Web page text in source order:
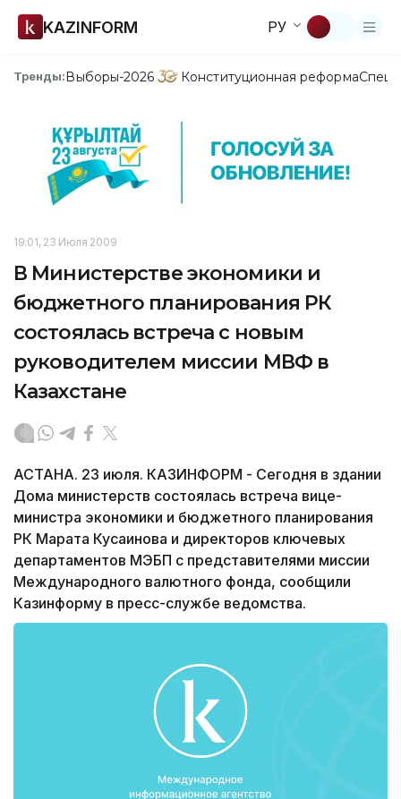
KAZINFORM РУ
Тренды:Выборы-2026 Конституционная реформа
19:01, 23 Июля 2009
В Министерстве экономики и
бюджетного планирования РК
состоялась встреча с новым
руководителем миссии МВФ в
Казахстане
АСТАНА. 23 июля. КАЗИНФОРМ - Сегодня в здании
Дома министерств состоялась встреча вице-
министра экономики и бюджетного планирования
РК Марата Кусаинова и директоров ключевых
департаментов МЭБП с представителями миссии
Международного валютного фонда, сообщили
Казинформу в пресс-службе ведомства.